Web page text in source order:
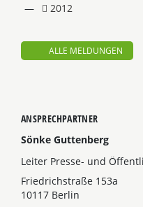
2012
ALLE MELDUNGEN
ANSPRECHPARTNER
Sönke Guttenberg
Leiter Presse- und
Friedrichstraße 153a
10117 Berlin